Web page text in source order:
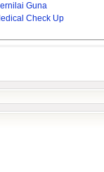
Guna
Check Up